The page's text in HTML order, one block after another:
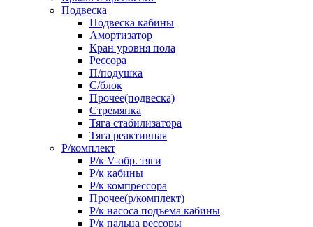
Подвеска
Подвеска кабины
Амортизатор
Кран уровня пола
Рессора
П/подушка
С/блок
Прочее(подвеска)
Стремянка
Тяга стабилизатора
Тяга реактивная
Р/комплект
Р/к V-обр. тяги
Р/к кабины
Р/к компрессора
Прочее(р/комплект)
Р/к насоса подъема кабины
Р/к пальца рессоры